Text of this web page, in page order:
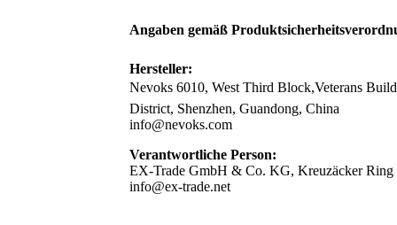
Angaben gemäß
Hersteller:
Nevoks 6010, West Third Block,Veterans
District, Shenzhen, Guandong, China
info@nevoks.com
Verantwortliche Person:
EX-Trade GmbH & Co. KG, Kreuzäcker Ring
info@ex-trade.net